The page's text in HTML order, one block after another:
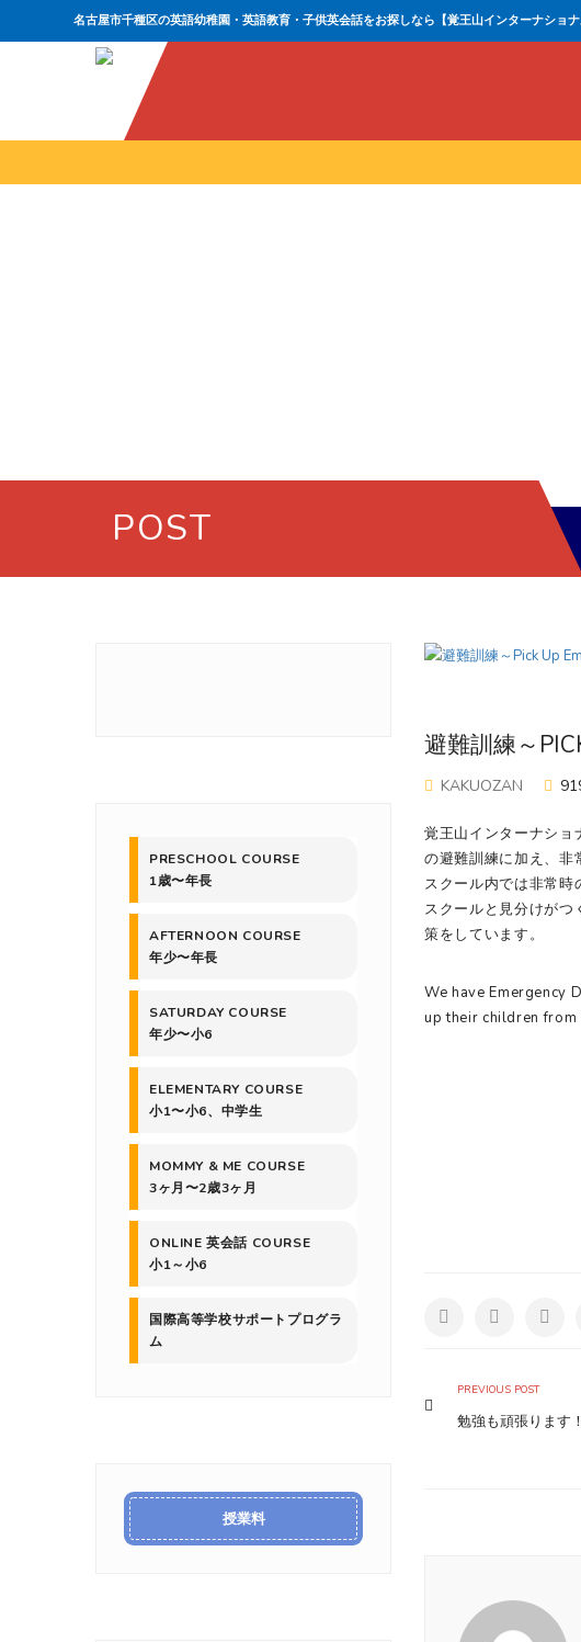
名古屋市千種区の英語幼稚園・英語教育・子供英会話をお探しなら【覚王山インターナショナ
POST
PRESCHOOL COURSE
1歳〜年長
AFTERNOON COURSE
年少〜年長
SATURDAY COURSE
年少〜小6
ELEMENTARY COURSE
小1〜小6、中学生
MOMMY & ME COURSE
3ヶ月〜2歳3ヶ月
ONLINE 英会話 COURSE
小1～小6
国際高等学校サポートプログラ
ム
授業料
避難訓練～
KAKUOZAN
覚王山インターナショ
の避難訓練に加え、非
スクール内では非常
スクールと見分けが
策をしています。
We have Emergency
up their children from
PREVIOUS POST
勉強も頑張ります